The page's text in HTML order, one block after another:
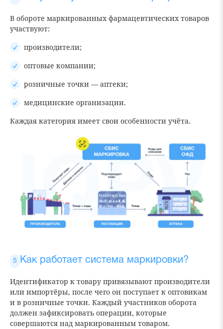
В обороте маркированных фармацевтических товаров
участвуют:
производители;
оптовые компании;
розничные точки — аптеки;
медицинские организации.
Каждая категория имеет свои особенности учёта.
Как работает система маркировки?
Идентификатор к товару привязывают производители
или импортёры, после чего он поступает к оптовикам
и в розничные точки. Каждый участников оборота
должен зафиксировать операции, которые
совершаются над маркированным товаром.